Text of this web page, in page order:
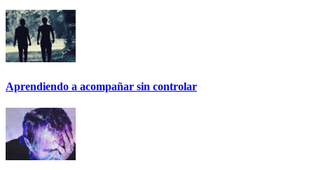
Aprendiendo a acompañar sin controlar